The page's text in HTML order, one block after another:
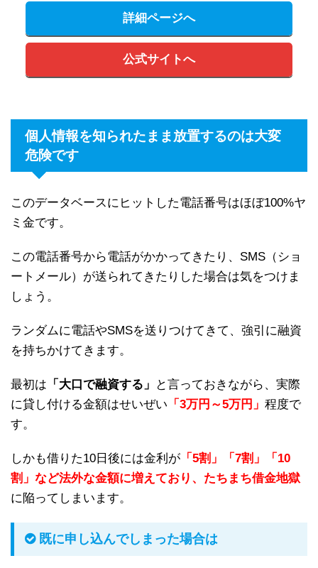
詳細ページへ
公式サイトへ
個人情報を知られたまま放置するのは大変
危険です
このデータベースにヒットした電話番号はほぼ100%ヤ
ミ金です。
この電話番号から電話がかかってきたり、SMS（ショ
ートメール）が送られてきたりした場合は気をつけま
しょう。
ランダムに電話やSMSを送りつけてきて、強引に融資
を持ちかけてきます。
最初は 「大口で融資する」
と言っておきながら、実際
に貸し付ける金額はせいぜい 「3万円～5万円」 程度で
す。
しかも借りた10日後には金利が 「5割」「7割」「10
割」など法外な金額に増えており、たちまち借金地獄
に陥ってしまいます。
既に申し込んでしまった場合は